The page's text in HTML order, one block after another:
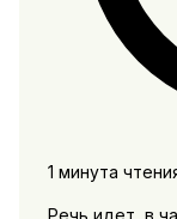
1 минута
Речь идет, в